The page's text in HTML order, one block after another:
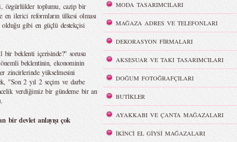
özgürlükler toplumu, cazip bir
en ilerici reformların ülkesi olması
olduğu gibi en güçlü destekçisi
bir beklenti içerisinde?" sorusu
beklentinin, ekonominin
zincirlerinde yükselmesini
"Son 2 yıl 2 seçim ve darbe
verdiğimiz bir gündeme bir an
bir devlet anlayışı çok
MODA TASARIMCILARI
MAĞAZA ADRES VE TELEFONLARI
DEKORASYON FİRMALARI
AKSESUAR VE TAKI TASARIMCILARI
DOĞUM FOTOĞRAFÇILARI
BUTİKLER
AYAKKABI VE ÇANTA MAĞAZALARI
İKİNCİ EL GİYSİ MAĞAZALARI